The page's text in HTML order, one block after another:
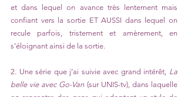
et dans lequel on avance très lentement mais
confiant vers la sortie ET AUSSI dans lequel on
recule parfois, tristement et amèrement, en
s’éloignant ainsi de la sortie.
2. Une série que j’ai suivie avec grand intérêt, La
belle vie avec Go-Van (sur UNIS-tv), dans laquelle